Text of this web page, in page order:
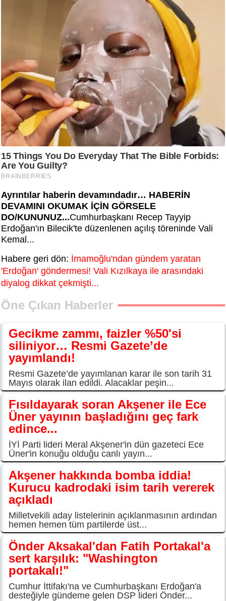
Ayrıntılar haberin devamındadır… HABERİN
DEVAMINI OKUMAK İÇİN GÖRSELE
DO/KUNUNUZ...Cumhurbaşkanı Recep Tayyip
Erdoğan'ın Bilecik'te düzenlenen açılış töreninde Vali
Kemal...
Habere geri dön: İmamoğlu'ndan gündem yaratan
'Erdoğan' göndermesi! Vali Kızılkaya ile arasındaki
diyalog dikkat çekmişti...
Öne Çıkan Haberler
Gecikme zammı, faizler %50'si
siliniyor… Resmi Gazete’de
yayımlandı!
Resmi Gazete’de yayımlanan karar ile son tarih 31
Mayıs olarak ilan edildi. Alacaklar peşin...
Fısıldayarak soran Akşener ile Ece
Üner yayının başladığını geç fark
edince...
İYİ Parti lideri Meral Akşener'in dün gazeteci Ece
Üner'in konuğu olduğu canlı yayın...
Akşener hakkında bomba iddia!
Kurucu kadrodaki isim tarih vererek
açıkladı
Milletvekili aday listelerinin açıklanmasının ardından
hemen hemen tüm partilerde üst...
Önder Aksakal'dan Fatih Portakal'a
sert karşılık: "Washington
portakalı!"
Cumhur İttifakı'na ve Cumhurbaşkanı Erdoğan'a
desteğiyle gündeme gelen DSP lideri Önder...